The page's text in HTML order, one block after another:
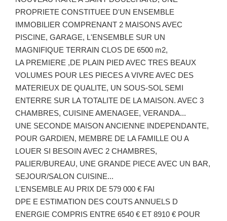
PROPRIETE CONSTITUEE D'UN ENSEMBLE
IMMOBILIER COMPRENANT 2 MAISONS AVEC
PISCINE, GARAGE, L'ENSEMBLE SUR UN
MAGNIFIQUE TERRAIN CLOS DE 6500 m2,
LA PREMIERE ,DE PLAIN PIED AVEC TRES BEAUX
VOLUMES POUR LES PIECES A VIVRE AVEC DES
MATERIEUX DE QUALITE, UN SOUS-SOL SEMI
ENTERRE SUR LA TOTALITE DE LA MAISON. AVEC 3
CHAMBRES, CUISINE AMENAGEE, VERANDA...
UNE SECONDE MAISON ANCIENNE INDEPENDANTE,
POUR GARDIEN, MEMBRE DE LA FAMILLE OU A
LOUER SI BESOIN AVEC 2 CHAMBRES,
PALIER/BUREAU, UNE GRANDE PIECE AVEC UN BAR,
SEJOUR/SALON CUISINE...
L'ENSEMBLE AU PRIX DE 579 000 € FAI
DPE E ESTIMATION DES COUTS ANNUELS D
ENERGIE COMPRIS ENTRE 6540 € ET 8910 € POUR